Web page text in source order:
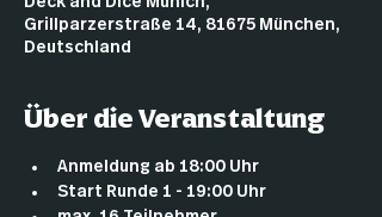
Grillparzerstraße 14, 81675 München,
Deutschland
Über die Veranstaltung
Anmeldung ab 18:00 Uhr
Start Runde 1 - 19:00 Uhr